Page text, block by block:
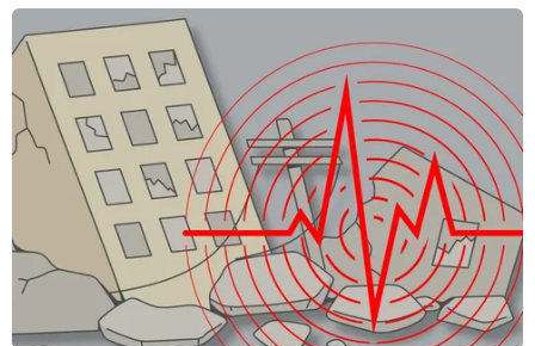
bệnh và vùng lân cận; nghiêm cấm việc mua bán, vận chuyển gia
cầm trong vùng dịch.
Tỉnh yêu cầu người dân và chính quyền địa phương báo cáo và xử
lý ngay khi gia cầm có dấu hiệu bị bệnh; tiến hành điều tra tình hình
dịch bệnh trên địa bàn, truy xuất nguồn gốc ổ dịch; tiêm phòng khẩn
cấp vắcxin H5N6 cho đàn gia cầm khỏe mạnh; tổ chức giám sát
cúm gia cầm trên người, đặc biệt là các đối tượng có tiếp xúc gia
cầm bị bệnh tại xã Vĩnh Lâm./.
(TTXVN/Vietnam+)